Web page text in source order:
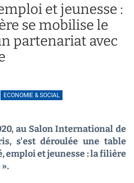
et jeunesse :
se mobilise le
partenariat avec
ECONOMIE & SOCIAL
au Salon International de
s'est déroulée une table
emploi et jeunesse : la filière